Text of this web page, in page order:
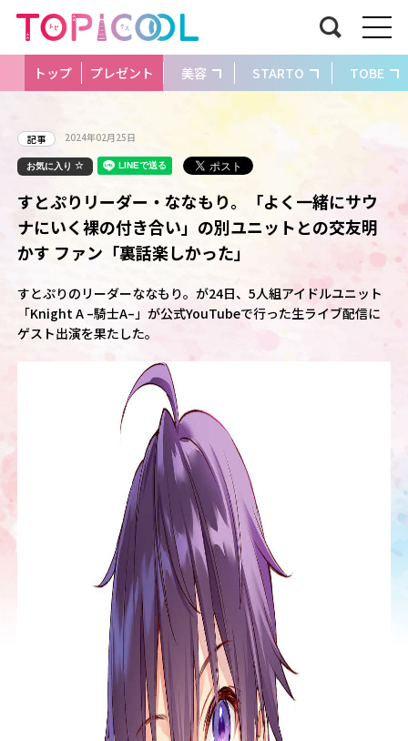
トップ プレゼント 美容 STARTO TOBE
記事 2024年02月25日
お気に入り
すとぷりリーダー・ななもり。「よく一緒にサウ
ナにいく裸の付き合い」の別ユニットとの交友明
かす ファン「裏話楽しかった」
すとぷりのリーダーななもり。が24日、5人組アイドルユニット
「Knight A –騎士A–」が公式YouTubeで行った生ライブ配信に
ゲスト出演を果たした。